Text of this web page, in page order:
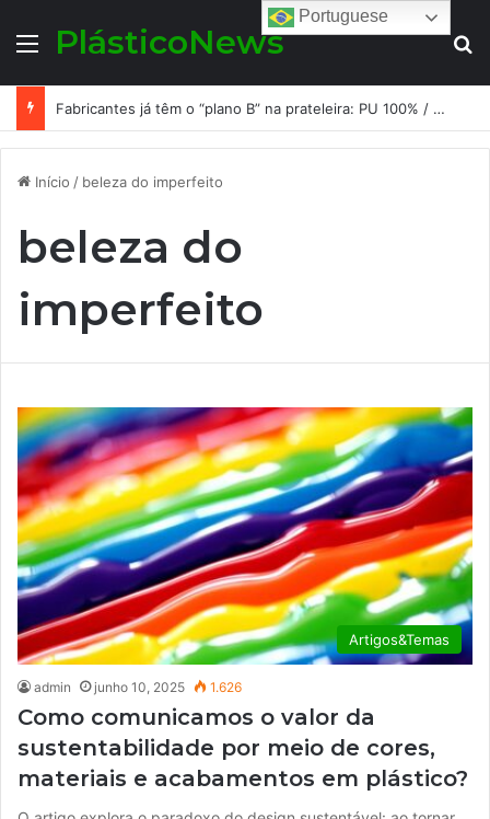
MenuPlásticoNews
Fabricantes já têm o “plano B” na prateleira: PU 100% / NC-free existe, mas ainda é pouco usado: a hora é transformar isso em projeto de resiliência
Início / beleza do imperfeito
beleza do
imperfeito
Artigos&Temas
admin junho 10, 2025 1.626
Como comunicamos o valor da
sustentabilidade por meio de cores,
materiais e acabamentos em plástico?
Portuguese